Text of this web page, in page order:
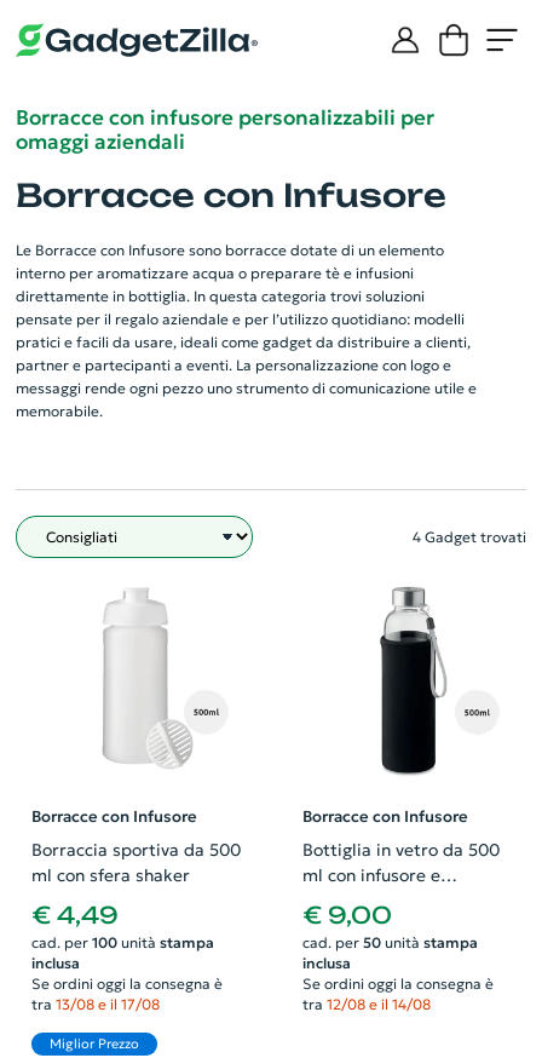
Borracce con infusore personalizzabili per
omaggi aziendali
Borracce con Infusore
Le Borracce con Infusore sono borracce dotate di un elemento
interno per aromatizzare acqua o preparare tè e infusioni
direttamente in bottiglia. In questa categoria trovi soluzioni
pensate per il regalo aziendale e per l’utilizzo quotidiano: modelli
pratici e facili da usare, ideali come gadget da distribuire a clienti,
partner e partecipanti a eventi. La personalizzazione con logo e
messaggi rende ogni pezzo uno strumento di comunicazione utile e
memorabile.
Filtro 4 Gadget trovati
Borracce con Infusore
Borraccia sportiva da 500
ml con sfera shaker
€ 4,49
cad. per 100unità stampa
inclusa
Se ordini oggi la consegna è
tra 13/08 e il 17/08
Miglior Prezzo
Borracce con Infusore
Bottiglia in vetro da 500
ml con infusore e
custodia
€ 9,00
cad. per 50unità stampa
inclusa
Se ordini oggi la consegna è
tra 12/08 e il 14/08